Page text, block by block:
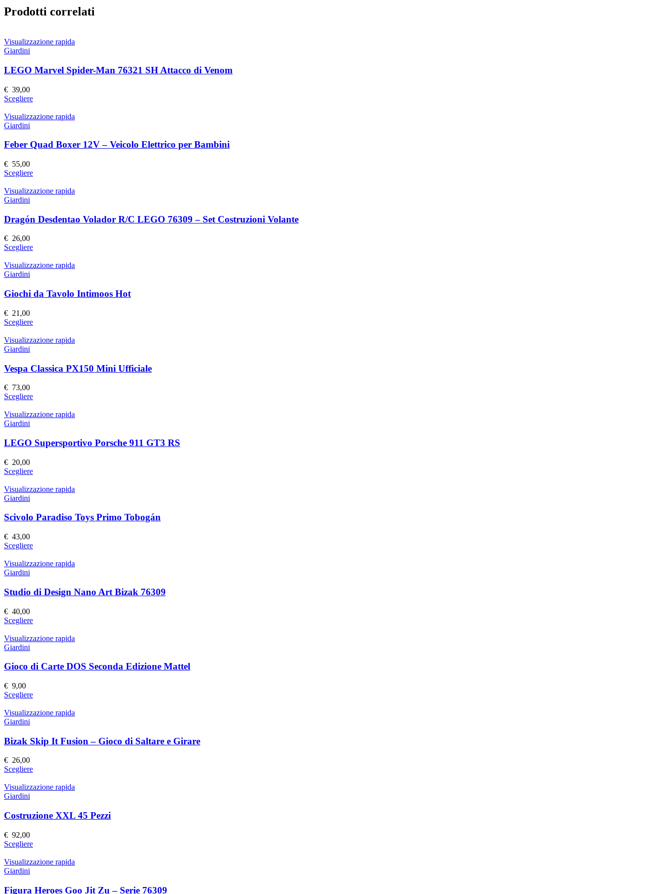
Prodotti correlati
Visualizzazione rapida
Giardini
LEGO Marvel Spider-Man 76321 SH Attacco di Venom
€ 39,00
ScegliereQuesto
ha
Le
opzioni
scelte
nella
pagina
prodotto
Visualizzazione rapida
Giardini
Feber Quad Boxer 12V – Veicolo Elettrico per Bambini
€ 55,00
ScegliereQuesto
ha
Le
opzioni
scelte
nella
pagina
prodotto
Visualizzazione rapida
Giardini
Dragón Desdentao Volador R/C LEGO 76309 – Set Costruzioni Volante
€ 26,00
ScegliereQuesto
ha
Le
opzioni
scelte
nella
pagina
prodotto
Visualizzazione rapida
Giardini
Giochi da Tavolo Intimoos Hot
€ 21,00
ScegliereQuesto
ha
Le
opzioni
scelte
nella
pagina
prodotto
Visualizzazione rapida
Giardini
Vespa Classica PX150 Mini Ufficiale
€ 73,00
ScegliereQuesto
ha
Le
opzioni
scelte
nella
pagina
prodotto
Visualizzazione rapida
Giardini
LEGO Supersportivo Porsche 911 GT3 RS
€ 20,00
ScegliereQuesto
ha
Le
scelte
nella
pagina
prodotto
Visualizzazione rapida
Giardini
Scivolo Paradiso Toys Primo Tobogán
€ 43,00
ScegliereQuesto
ha
Le
opzioni
scelte
nella
pagina
prodotto
Visualizzazione rapida
Giardini
Studio di Design Nano Art Bizak 76309
€ 40,00
ScegliereQuesto
ha
Le
scelte
nella
pagina
prodotto
Visualizzazione rapida
Giardini
Gioco di Carte DOS Seconda Edizione Mattel
€ 9,00
ScegliereQuesto
ha
Le
opzioni
scelte
nella
pagina
prodotto
Visualizzazione rapida
Giardini
Bizak Skip It Fusion – Gioco di Saltare e Girare
€ 26,00
ScegliereQuesto
ha
Le
opzioni
scelte
nella
pagina
prodotto
Visualizzazione rapida
Giardini
Costruzione XXL 45 Pezzi
€ 92,00
ScegliereQuesto
ha
Le
Visualizzazione rapida
Giardini
Figura Heroes Goo Jit Zu – Serie 76309